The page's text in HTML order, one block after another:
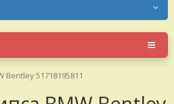
Bentley 51718195811